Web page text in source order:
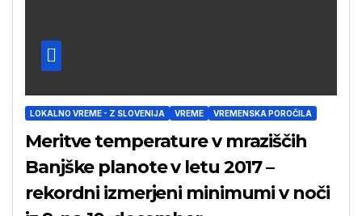
LOKALNO VREME - Z SLOVENIJA VREME VREMENSKA POROČILA
Meritve temperature v mraziščih
Banjške planote v letu 2017 –
rekordni izmerjeni minimumi v noči